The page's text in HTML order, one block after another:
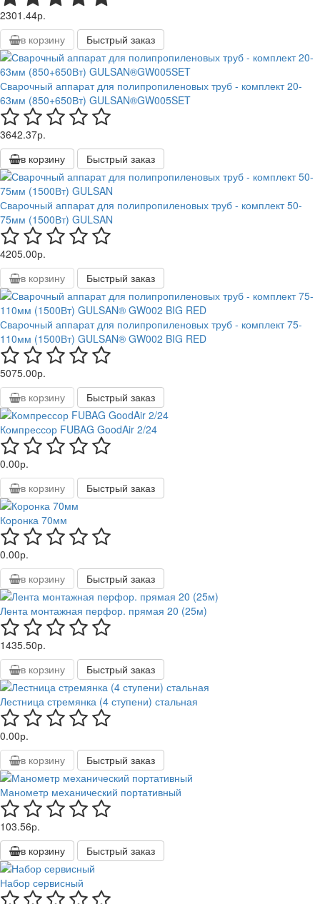
2301.44р.
в корзину
Быстрый заказ
Сварочный аппарат для полипропиленовых труб - комплект 20-
63мм (850+650Вт) GULSAN®GW005SET
3642.37р.
в корзину
Быстрый заказ
Сварочный аппарат для полипропиленовых труб - комплект 50-
75мм (1500Вт) GULSAN
4205.00р.
в корзину
Быстрый заказ
Сварочный аппарат для полипропиленовых труб - комплект 75-
110мм (1500Вт) GULSAN® GW002 BIG RED
5075.00р.
в корзину
Быстрый заказ
Компрессор FUBAG GoodAir 2/24
0.00р.
в корзину
Быстрый заказ
Коронка 70мм
0.00р.
в корзину
Быстрый заказ
Лента монтажная перфор. прямая 20 (25м)
1435.50р.
в корзину
Быстрый заказ
Лестница стремянка (4 ступени) стальная
0.00р.
в корзину
Быстрый заказ
Манометр механический портативный
103.56р.
в корзину
Быстрый заказ
Набор сервисный